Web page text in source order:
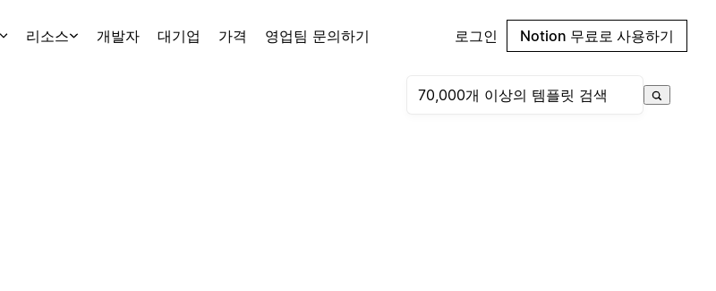
리소스 개발자 대기업 가격 영업팀 문의하기 로그인 Notion 무료로 사용하기